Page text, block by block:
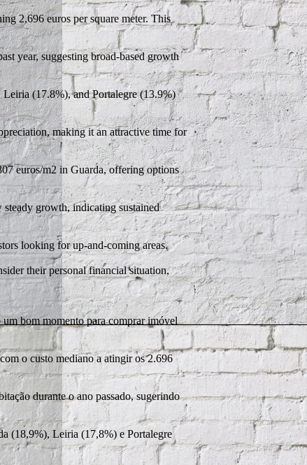
2,696 euros per square meter. This
year, suggesting broad-based growth
(17.8%), and Portalegre (13.9%)
making it an attractive time for
euros/m2 in Guarda, offering options
growth, indicating sustained
looking for up-and-coming areas.
their personal financial situation,
bom momento para comprar imóvel
o custo mediano a atingir os 2.696
durante o ano passado, sugerindo
(18,9%), Leiria (17,8%) e Portalegre